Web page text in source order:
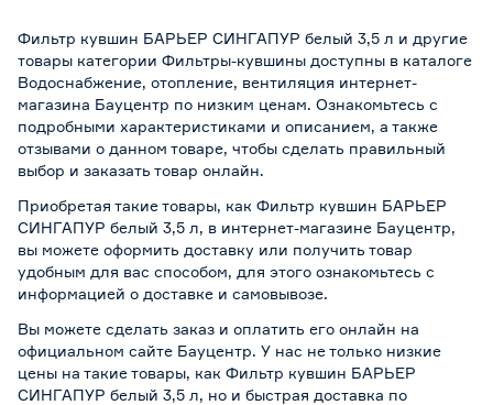
Фильтр кувшин БАРЬЕР СИНГАПУР белый 3,5 л и другие
товары категории Фильтры-кувшины доступны в каталоге
Водоснабжение, отопление, вентиляция интернет-
магазина Бауцентр по низким ценам. Ознакомьтесь с
подробными характеристиками и описанием, а также
отзывами о данном товаре, чтобы сделать правильный
выбор и заказать товар онлайн.
Приобретая такие товары, как Фильтр кувшин БАРЬЕР
СИНГАПУР белый 3,5 л, в интернет-магазине Бауцентр,
вы можете оформить доставку или получить товар
удобным для вас способом, для этого ознакомьтесь с
информацией о доставке и самовывозе.
Вы можете сделать заказ и оплатить его онлайн на
официальном сайте Бауцентр. У нас не только низкие
цены на такие товары, как Фильтр кувшин БАРЬЕР
СИНГАПУР белый 3,5 л, но и быстрая доставка по